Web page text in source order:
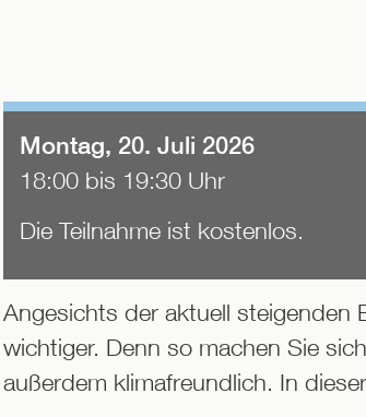
Montag, 20. Juli 2026
18:00 bis 19:30 Uhr
Die Teilnahme ist kostenlos.
Angesichts der aktuell steigenden
wichtiger. Denn so machen Sie
außerdem klimafreundlich. In